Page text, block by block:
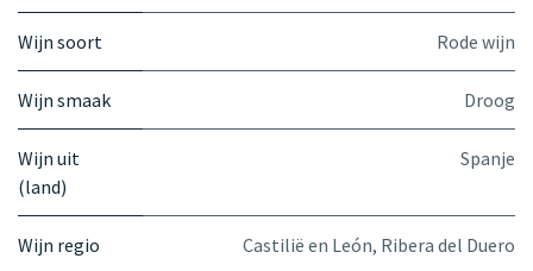
Wijn soort Rode wijn
Wijn smaak Droog
Wijn uit
(land)
Spanje
Wijn regio Castilië en León, Ribera del Duero